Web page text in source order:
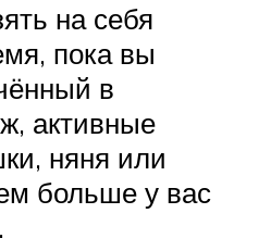
на себя
пока вы
в
активные
няня или
больше у вас